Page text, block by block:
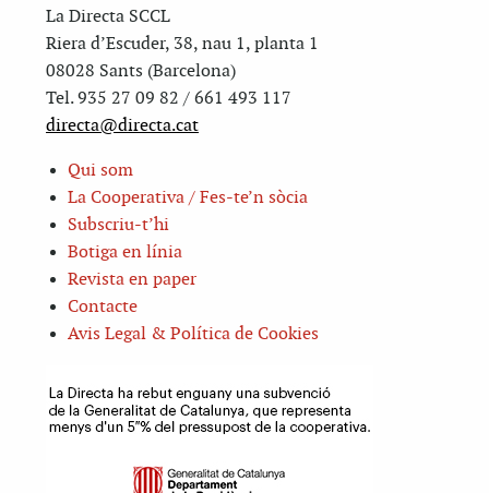
La Directa SCCL
Riera d’Escuder, 38, nau 1, planta 1
08028 Sants (Barcelona)
Tel. 935 27 09 82 / 661 493 117
directa@directa.cat
Qui som
La Cooperativa / Fes-te’n sòcia
Subscriu-t’hi
Botiga en línia
Revista en paper
Contacte
Avis Legal & Política de Cookies